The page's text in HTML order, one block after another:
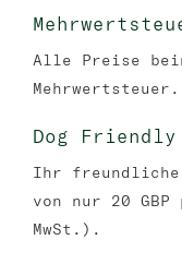
Alle Preise
Mehrwertsteuer.
Dog Friendly
Ihr
von nur 20
MwSt.).